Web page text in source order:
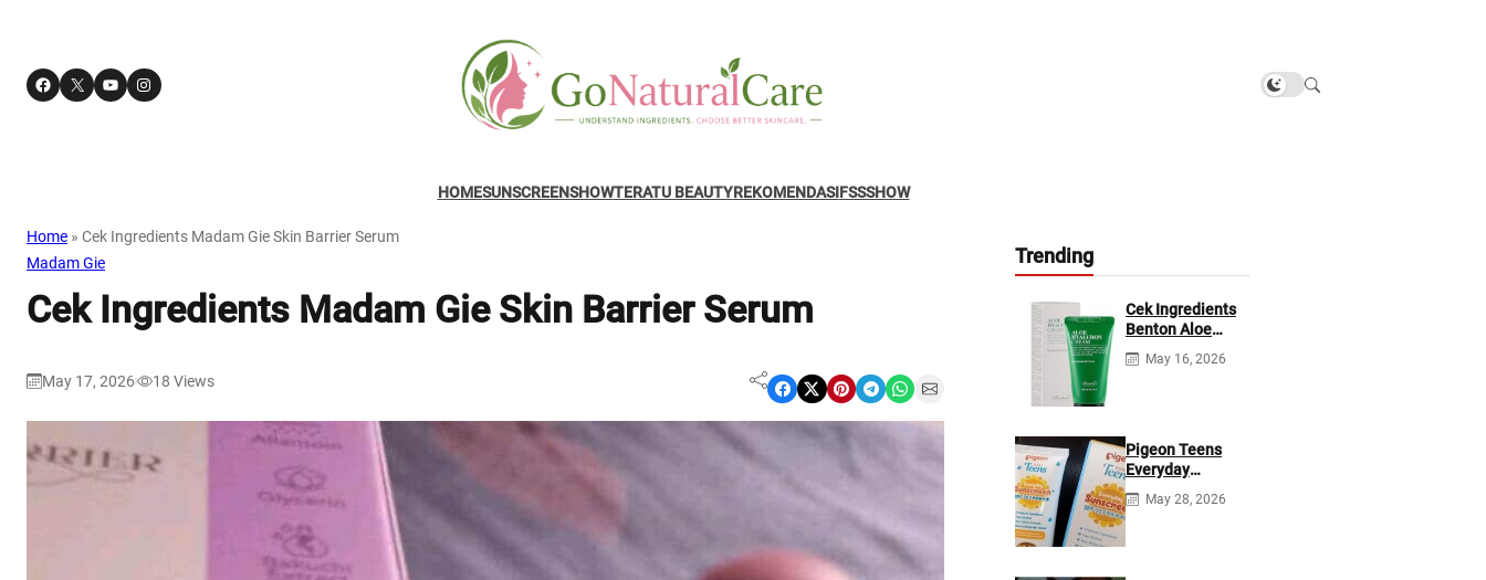
Facebook X YouTube Instagram
HOMESUNSCREENSHOWTERATU BEAUTYREKOMENDASIFSSSHOW
Home » Cek Ingredients Madam Gie Skin Barrier Serum
Madam Gie
Cek Ingredients Madam Gie Skin Barrier Serum
May 17, 2026 18 Views Share on Facebook Share on X Share on Pinterest Share on Telegram Share on WhatsApp Share on Email
Trending
Cek Ingredients
Benton Aloe
Hyaluron Cream
May 16, 2026
Pigeon Teens
Everyday
Sunscreen SPF
35 PA+++
May 28, 2026